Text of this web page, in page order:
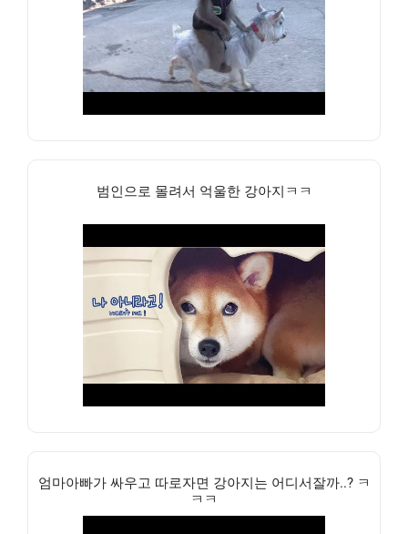
범인으로 몰려서 억울한 강아지ㅋㅋ
엄마아빠가 싸우고 따로자면 강아지는 어디서잘까..? ㅋ
ㅋㅋ